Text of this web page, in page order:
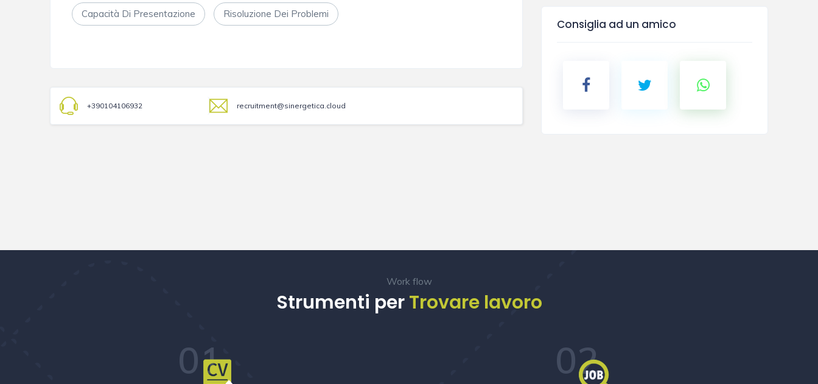
Capacità Di Presentazione Risoluzione Dei Problemi
+390104106932 recruitment@sinergetica.cloud
Consiglia ad un amico
Work flow
Strumenti perTrovare lavoro
01 02